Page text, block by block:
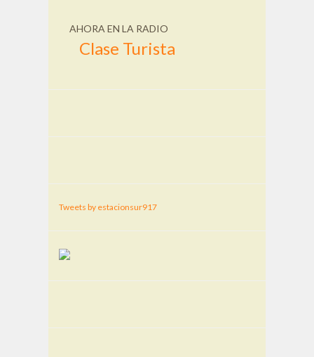
AHORA EN LA RADIO
Clase Turista
Tweets by estacionsur917